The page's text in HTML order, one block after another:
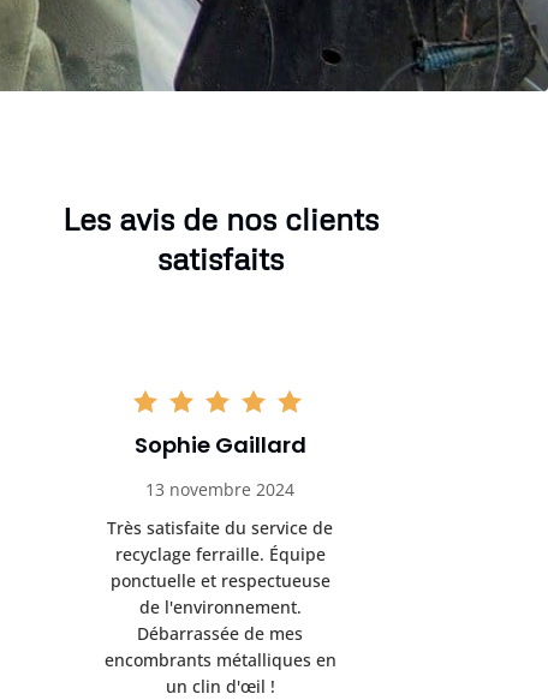
Les avis de nos clients
satisfaits
Sophie Gaillard
13 novembre 2024
Très satisfaite du service de
recyclage ferraille. Équipe
ponctuelle et respectueuse
de l'environnement.
Débarrassée de mes
encombrants métalliques en
un clin d'œil !